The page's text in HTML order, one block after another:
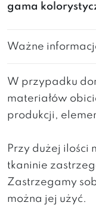
gama
Ważne
W przypadku
materiałów
produkcji,
Przy dużej
tkaninie
Zastrzegamy
można jej użyć.